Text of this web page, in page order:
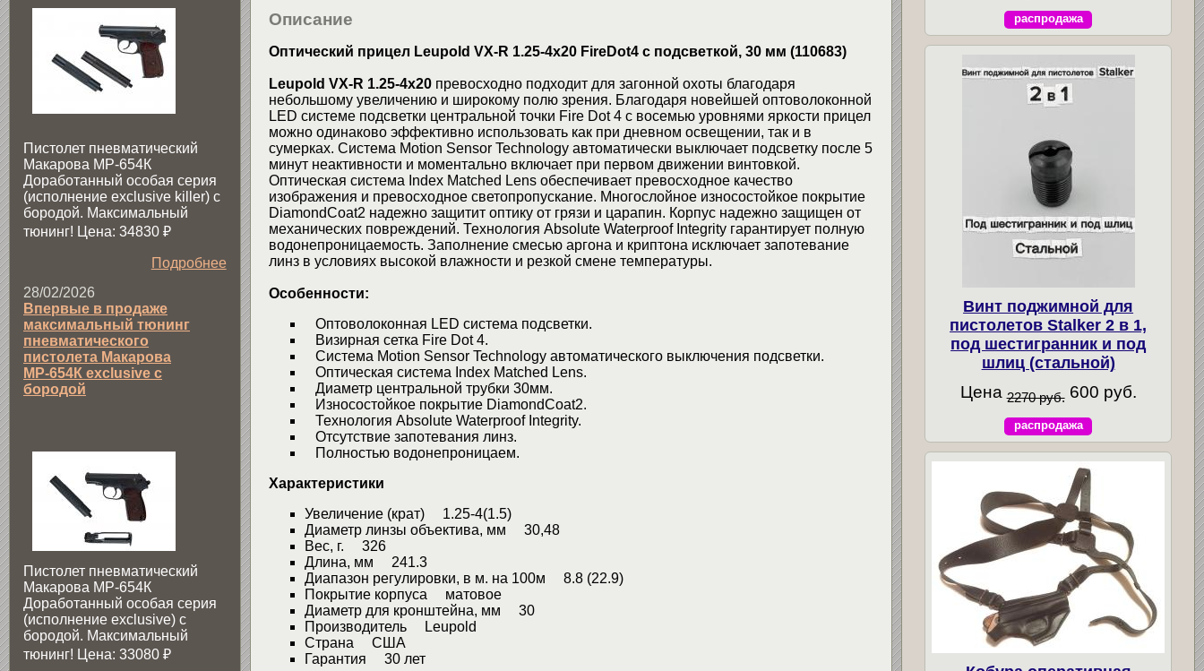
Описание
Оптический прицел Leupold VX-R 1.25-4x20 FireDot4 c подсветкой, 30 мм (110683)
Leupold VX-R 1.25-4x20превосходно подходит для загонной охоты благодаря
небольшому увеличению и широкому полю зрения. Благодаря новейшей оптоволоконной
LED системе подсветки центральной точки Fire Dot 4 с восемью уровнями яркости прицел
можно одинаково эффективно использовать как при дневном освещении, так и в
сумерках. Система Motion Sensor Technology автоматически выключает подсветку после 5
минут неактивности и моментально включает при первом движении винтовкой.
Оптическая система Index Matched Lens обеспечивает превосходное качество
изображения и превосходное светопропускание. Многослойное износостойкое покрытие
DiamondCoat2 надежно защитит оптику от грязи и царапин. Корпус надежно защищен от
механических повреждений. Технология Absolute Waterproof Integrity гарантирует полную
водонепроницаемость. Заполнение смесью аргона и криптона исключает запотевание
линз в условиях высокой влажности и резкой смене температуры.
Особенности:
Оптоволоконная LED система подсветки.
Визирная сетка Fire Dot 4.
Система Motion Sensor Technology автоматического выключения подсветки.
Оптическая система Index Matched Lens.
Диаметр центральной трубки 30мм.
Износостойкое покрытие DiamondCoat2.
Технология Absolute Waterproof Integrity.
Отсутствие запотевания линз.
Полностью водонепроницаем.
Характеристики
Увеличение (крат) 1.25-4(1.5)
Диаметр линзы объектива, мм 30,48
Вес, г. 326
Длина, мм 241.3
Диапазон регулировки, в м. на 100м 8.8 (22.9)
Покрытие корпуса матовое
Диаметр для кронштейна, мм 30
Производитель Leupold
Страна США
Гарантия 30 лет
Пистолет пневматический
Макарова МР-654К
Доработанный особая серия
(исполнение exclusive killer) с
бородой. Максимальный
тюнинг! Цена: 34830 ₽
Подробнее
28/02/2026
Впервые в продаже
максимальный тюнинг
пневматического
пистолета Макарова
МР-654К exclusive с
бородой
Пистолет пневматический
Макарова МР-654К
Доработанный особая серия
(исполнение exclusive) c
бородой. Максимальный
тюнинг! Цена: 33080 ₽
распродажа
Винт поджимной для
пистолетов Stalker 2 в 1,
под шестигранник и под
шлиц (стальной)
Цена 2270 руб. 600 руб.
распродажа